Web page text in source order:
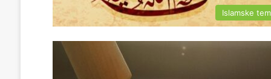
Islamske